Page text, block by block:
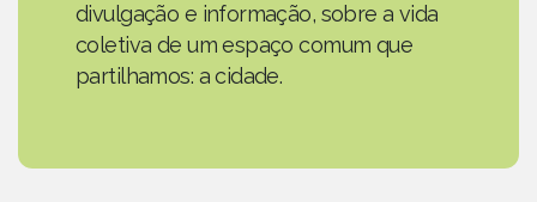
divulgação e informação, sobre a vida
coletiva de um espaço comum que
partilhamos: a cidade.